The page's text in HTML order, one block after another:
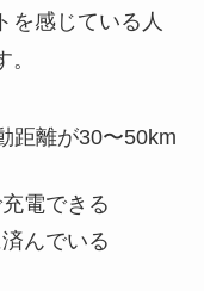
を感じている人
距離が30〜50km
電できる
んでいる